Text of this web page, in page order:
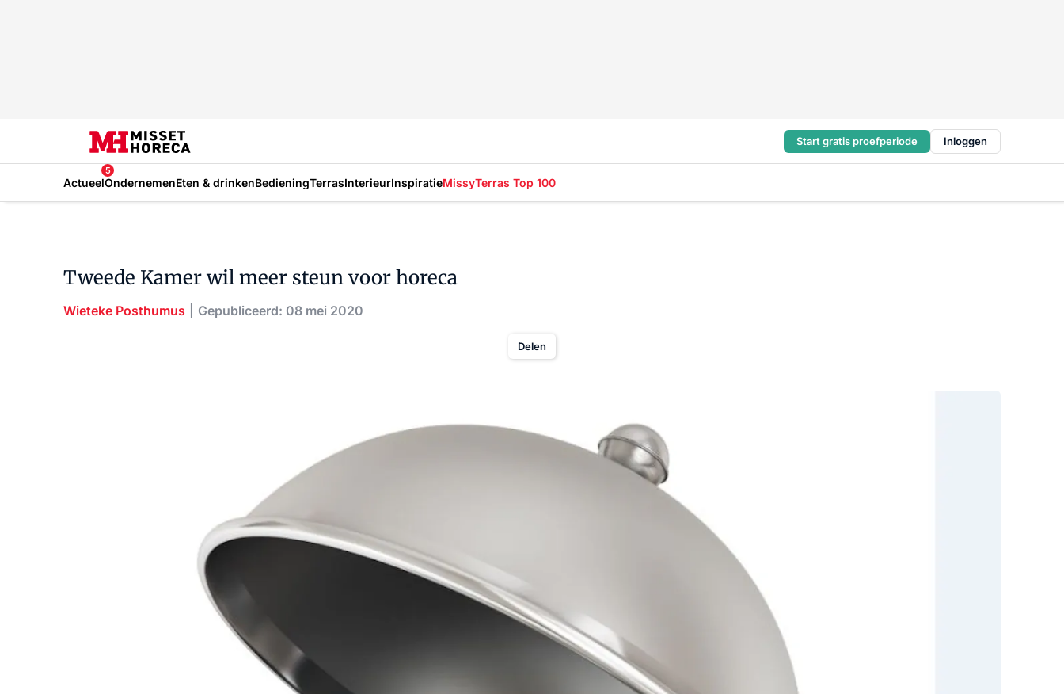
Start gratis proefperiode Inloggen
Actueel
5
OndernemenEten & drinkenBedieningTerrasInterieurInspiratieMissyTerras Top 100
Tweede Kamer wil meer steun voor horeca
Wieteke Posthumus Gepubliceerd: 08 mei 2020
Delen